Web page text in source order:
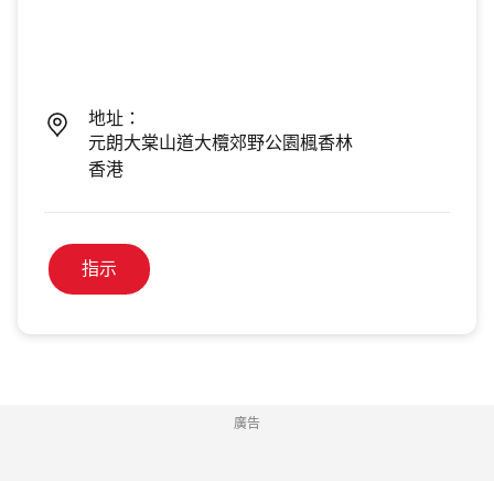
地址：
元朗大棠山道大欖郊野公園楓香林
香港
指示
廣告